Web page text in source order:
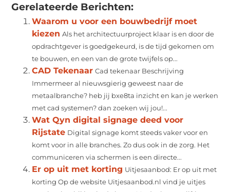
Gerelateerde Berichten:
Waarom u voor een bouwbedrijf moet
kiezen Als het architectuurproject klaar is en door de
opdrachtgever is goedgekeurd, is de tijd gekomen om
te bouwen, en een van de grote twijfels op...
CAD Tekenaar Cad tekenaar Beschrijving
Immermeer al nieuwsgierig geweest naar de
metaalbranche? heb jij bxe8ta inzicht en kan je werken
met cad systemen? dan zoeken wij jou!...
Wat Qyn digital signage deed voor
Rijstate Digital signage komt steeds vaker voor en
komt voor in alle branches. Zo dus ook in de zorg. Het
communiceren via schermen is een directe...
Er op uit met korting Uitjesaanbod: Er op uit met
korting Op de website Uitjesaanbod.nl vind je uitjes